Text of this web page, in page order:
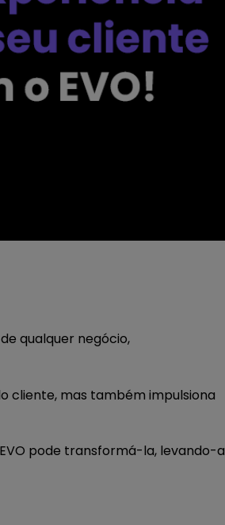
qualquer negócio,
cliente, mas também impulsiona
pode transformá-la, levando-a